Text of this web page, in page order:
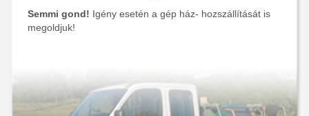
Semmi gond! Igény esetén a gép ház- hozszállítását is
megoldjuk!